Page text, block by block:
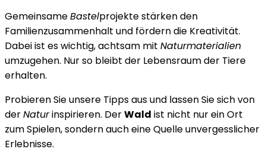
GemeinsameBastelprojekte stärken den
Familienzusammenhalt und fördern die Kreativität.
Dabei ist es wichtig, achtsam mit Naturmaterialien
umzugehen. Nur so bleibt der Lebensraum der Tiere
erhalten.
Probieren Sie unsere Tipps aus und lassen Sie sich von
derNaturinspirieren. DerWald ist nicht nur ein Ort
zum Spielen, sondern auch eine Quelle unvergesslicher
Erlebnisse.